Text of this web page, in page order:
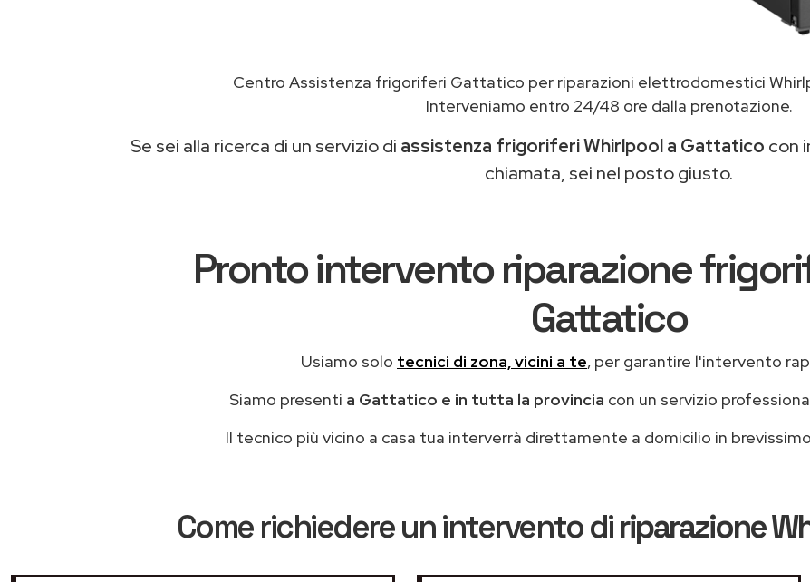
Centro Assistenza frigoriferi Gattatico per riparazioni elettrodomestici
Interveniamo entro 24/48 ore dalla prenotazione.
Se sei alla ricerca di un servizio di assistenza frigoriferi Whirlpool a Gattatico con
chiamata, sei nel posto giusto.
Pronto intervento riparazione
Gattatico
Usiamo solo tecnici di zona, vicini a te, per garantire l'intervento
Siamo presenti a Gattatico e in tutta la provincia con un servizio
Il tecnico più vicino a casa tua interverrà direttamente a domicilio in
Come richiedere un intervento diriparazione